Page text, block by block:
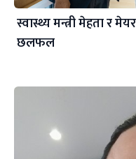
स्वास्थ्य मन्त्री मेहता र
छलफल